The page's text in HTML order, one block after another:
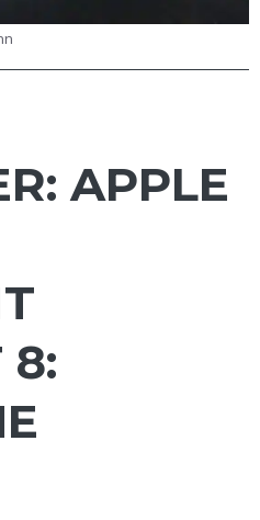
APPLE
8: